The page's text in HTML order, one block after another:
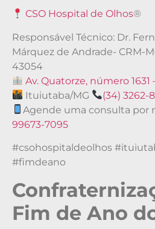
CSO Hospital de Olhos®
Responsável Técnico: Dr.
Márquez de Andrade- CRM-
43054
Av. Quatorze, número 1631
Ituiutaba/MG
(34) 3262-
Agende uma consulta por
99673-7095
#csohospitaldeolhos
#fimdeano
Fim de Ano